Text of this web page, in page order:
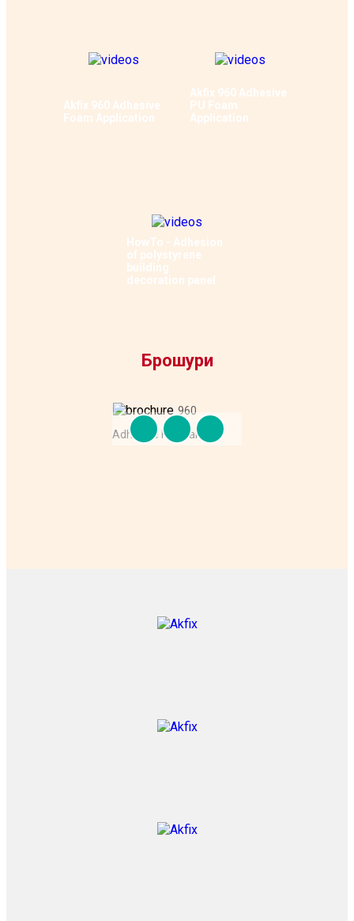
Akfix 960 Adhesive
Foam Application
Akfix 960 Adhesive
PU Foam
Application
HowTo - Adhesion
of polystyrene
building
decoration panel
Брошури
960
Adhesive Pu Foam